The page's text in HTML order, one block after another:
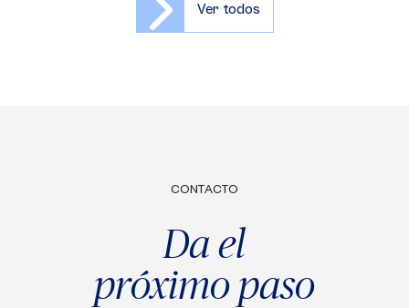
Ver todos
CONTACTO
Da el
próximo paso